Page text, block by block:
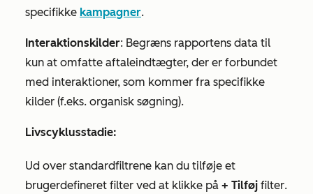
specifikke kampagner.
Interaktionskilder: Begræns rapportens data til
kun at omfatte aftaleindtægter, der er forbundet
med interaktioner, som kommer fra specifikke
kilder (f.eks. organisk søgning).
Livscyklusstadie:
Ud over standardfiltrene kan du tilføje et
brugerdefineret filter ved at klikke på + Tilføj filter.